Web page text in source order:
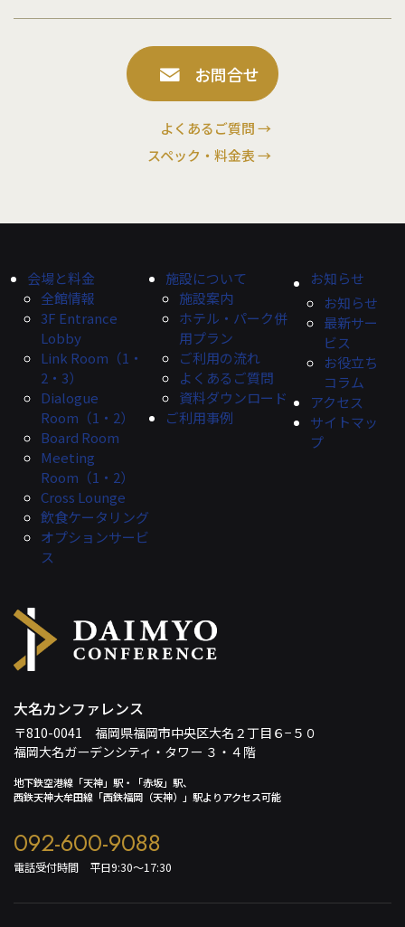
お問合せ
よくあるご質問 →
スペック・料金表 →
大名カンファレンス
〒810-0041 福岡県福岡市中央区大名２丁目６−５０
福岡大名ガーデンシティ・タワー ３・４階
地下鉄空港線「天神」駅・「赤坂」駅、
西鉄天神大牟田線「西鉄福岡（天神）」駅よりアクセス可能
092-600-9088
電話受付時間 平日9:30～17:30
会場と料金
全館情報
3F Entrance
Lobby
Link Room（1・
2・3）
Dialogue
Room（1・2）
Board Room
Meeting
Room（1・2）
Cross Lounge
飲食ケータリング
オプションサービ
ス
施設について
施設案内
ホテル・パーク併
用プラン
ご利用の流れ
よくあるご質問
資料ダウンロード
ご利用事例
お知らせ
お知らせ
最新サー
ビス
お役立ち
コラム
アクセス
サイトマッ
プ